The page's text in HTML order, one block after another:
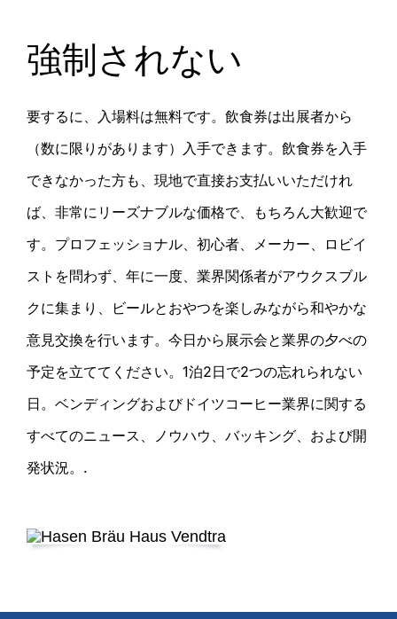
強制されない
要するに、入場料は無料です。飲食券は出展者から
（数に限りがあります）入手できます。飲食券を入手
できなかった方も、現地で直接お支払いいただけれ
ば、非常にリーズナブルな価格で、もちろん大歓迎で
す。プロフェッショナル、初心者、メーカー、ロビイ
ストを問わず、年に一度、業界関係者がアウクスブル
クに集まり、ビールとおやつを楽しみながら和やかな
意見交換を行います。今日から展示会と業界の夕べの
予定を立ててください。1泊2日で2つの忘れられない
日。ベンディングおよびドイツコーヒー業界に関する
すべてのニュース、ノウハウ、バッキング、および開
発状況。.